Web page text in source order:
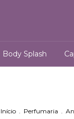
Body Splash
Início . Perfumaria .